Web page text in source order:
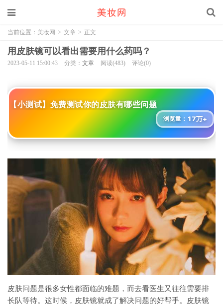
当前位置： 美妆网 > 文章 > 正文
用皮肤镜可以看出需要用什么药吗？
2023-05-11 15:00:43 分类： 文章 阅读(483) 评论(0)
【小测试】免费测试你的皮肤有哪些问题
浏览量： 17万+
皮肤问题是很多女性都面临的难题，而去看医生又往往需要排
长队等待。这时候，皮肤镜就成了解决问题的好帮手。皮肤镜